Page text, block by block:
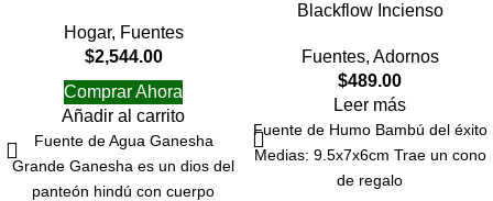
Hogar, Fuentes
$2,544.00
Comprar Ahora
Añadir al carrito
Fuente de Agua Ganesha
Grande Ganesha es un dios del
panteón hindú con cuerpo
Blackflow Incienso
Fuentes, Adornos
$489.00
Leer más
Fuente de Humo Bambú del éxito
Medias: 9.5x7x6cm Trae un cono
de regalo